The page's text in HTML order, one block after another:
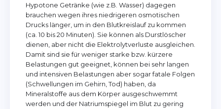
Hypotone Getränke (wie z.B. Wasser) dagegen
brauchen wegen ihres niedrigeren osmotischen
Drucks länger, um in den Blutkreislauf zu kommen
(ca. 10 bis 20 Minuten). Sie können als Durstlöscher
dienen, aber nicht die Elektrolytverluste ausgleichen.
Damit sind sie für weniger starke bzw. kürzere
Belastungen gut geeignet, können bei sehr langen
und intensiven Belastungen aber sogar fatale Folgen
(Schwellungen im Gehirn, Tod) haben, da
Mineralstoffe aus dem Körper ausgeschwemmt
werden und der Natriumspiegel im Blut zu gering